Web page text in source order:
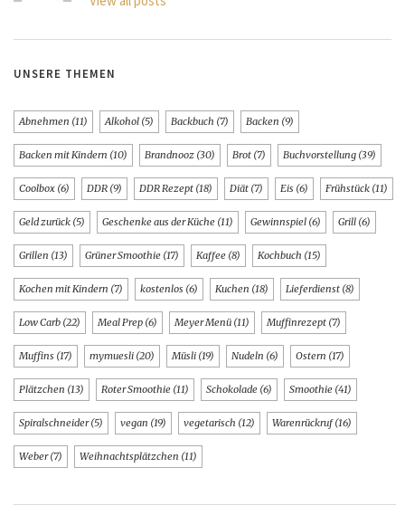
UNSERE THEMEN
Abnehmen (11) Alkohol (5) Backbuch (7) Backen (9)
Backen mit Kindern (10) Brandnooz (30) Brot (7) Buchvorstellung (39)
Coolbox (6) DDR (9) DDR Rezept (18) Diät (7) Eis (6) Frühstück (11)
Geld zurück (5) Geschenke aus der Küche (11) Gewinnspiel (6) Grill (6)
Grillen (13) Grüner Smoothie (17) Kaffee (8) Kochbuch (15)
Kochen mit Kindern (7) kostenlos (6) Kuchen (18) Lieferdienst (8)
Low Carb (22) Meal Prep (6) Meyer Menü (11) Muffinrezept (7)
Muffins (17) mymuesli (20) Müsli (19) Nudeln (6) Ostern (17)
Plätzchen (13) Roter Smoothie (11) Schokolade (6) Smoothie (41)
Spiralschneider(5) vegan (19) vegetarisch (12) Warenrückruf(16)
Weber(7) Weihnachtsplätzchen (11)